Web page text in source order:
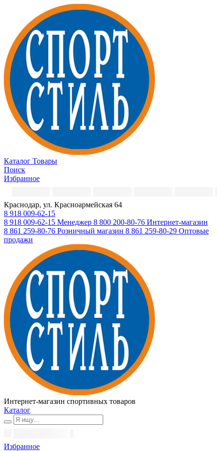
Каталог Товары
Поиск
Избранное
Краснодар, ул. Красноармейская 64
8 918 009-62-15
8 918 009-62-15 Менеджер 8 800 200-80-76 Интернет-магазин
8 861 259-80-76 Розничный магазин 8 861 259-80-29 Оптовые
продажи
Интернет-магазин спортивных товаров
Каталог
Избранное